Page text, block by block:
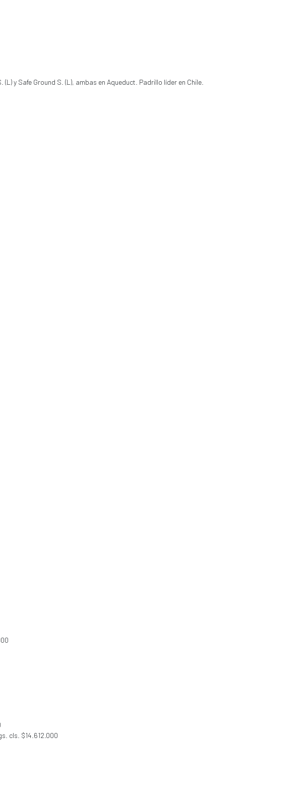
y Safe Ground S. (L), ambas en Aqueduct. Padrillo líder en Chile.
cls. $14.612.000